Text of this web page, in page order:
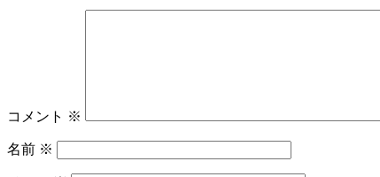
コメント ※
名前 ※